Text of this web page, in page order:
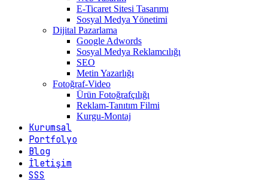
E-Ticaret Sitesi Tasarımı
Sosyal Medya Yönetimi
Dijital Pazarlama
Google Adwords
Sosyal Medya Reklamcılığı
SEO
Metin Yazarlığı
Fotoğraf-Video
Ürün Fotoğrafçılığı
Reklam-Tanıtım Filmi
Kurgu-Montaj
Kurumsal
Portfolyo
Blog
İletişim
SSS